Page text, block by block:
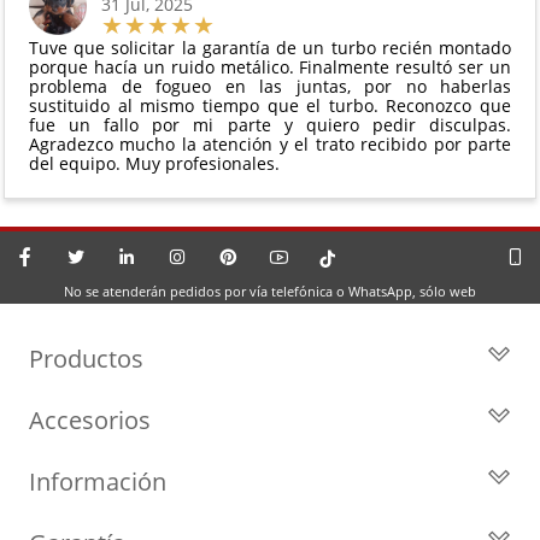
Tuve que solicitar la garantía de un turbo recién montado
porque hacía un ruido metálico. Finalmente resultó ser un
problema de fogueo en las juntas, por no haberlas
sustituido al mismo tiempo que el turbo. Reconozco que
fue un fallo por mi parte y quiero pedir disculpas.
Agradezco mucho la atención y el trato recibido por parte
del equipo. Muy profesionales.
No se atenderán pedidos por vía telefónica o WhatsApp, sólo web
Productos
Turbos por Marca
Cartuchos
Accesorios
Geometrías
Información